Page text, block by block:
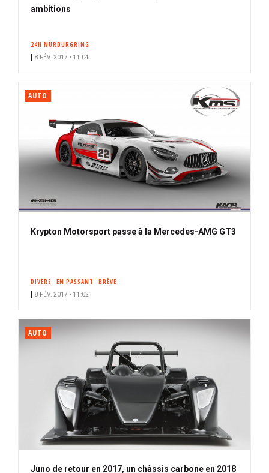
ambitions
24H NÜRBURGRING
8 FÉV. 2017 • 11:04
AUTO
Krypton Motorsport passe à la Mercedes-AMG GT3
DIVERS EN PASSANT BRÈVE
8 FÉV. 2017 • 11:02
AUTO
Juno de retour en 2017, un châssis carbone en 2018